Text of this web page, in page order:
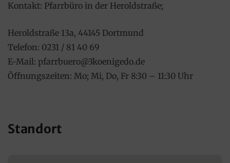
Kontakt: Pfarrbüro in der Heroldstraße;
Heroldstraße 13a, 44145 Dortmund
Telefon: 0231 / 81 40 69
E-Mail: pfarrbuero@3koenigedo.de
Öffnungszeiten: Mo; Mi, Do, Fr 8:30 – 11:30 Uhr
Standort